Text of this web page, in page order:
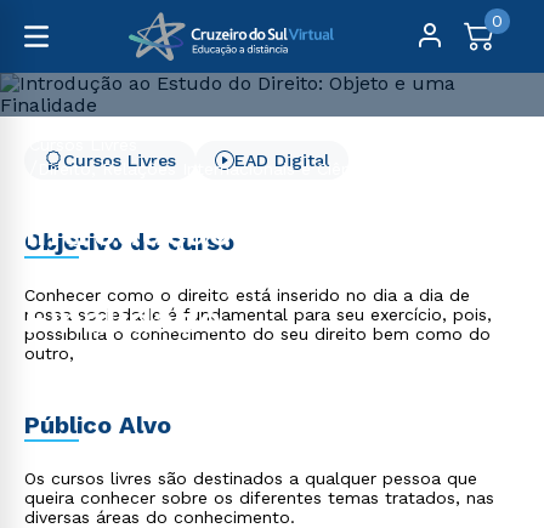
0
Direito, Relações Internacionais e Ciência Política
Introdução ao Estudo do
Direito: Objeto e uma
Finalidade
Cursos Livres EAD Digital
Objetivo do curso
Conhecer como o direito está inserido no dia a dia de
nossa sociedade é fundamental para seu exercício, pois,
possibilita o conhecimento do seu direito bem como do
outro,
Público Alvo
Os cursos livres são destinados a qualquer pessoa que
queira conhecer sobre os diferentes temas tratados, nas
diversas áreas do conhecimento.